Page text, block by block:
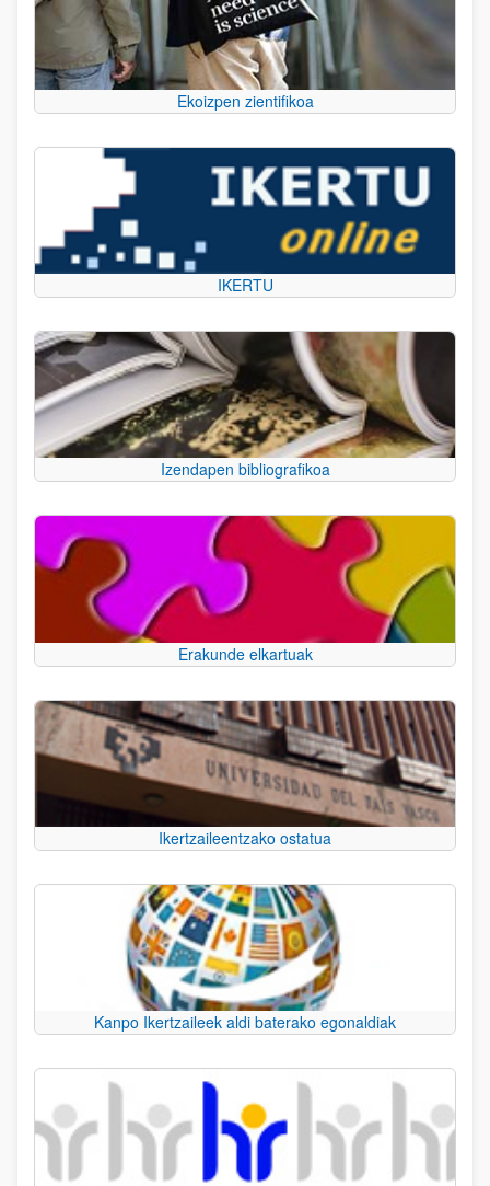
Ekoizpen zientifikoa
IKERTU
Izendapen bibliografikoa
Erakunde elkartuak
Ikertzaileentzako ostatua
Kanpo Ikertzaileek aldi baterako egonaldiak